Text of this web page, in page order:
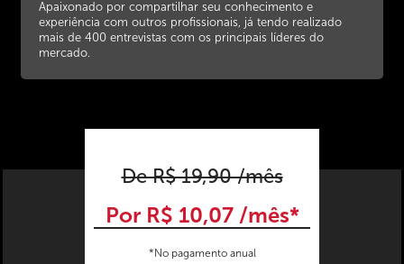
Apaixonado por compartilhar seu conhecimento e
experiência com outros profissionais, já tendo realizado
mais de 400 entrevistas com os principais líderes do
mercado.
De R$ 19,90 /mês
Por R$ 10,07 /mês*
*No pagamento anual